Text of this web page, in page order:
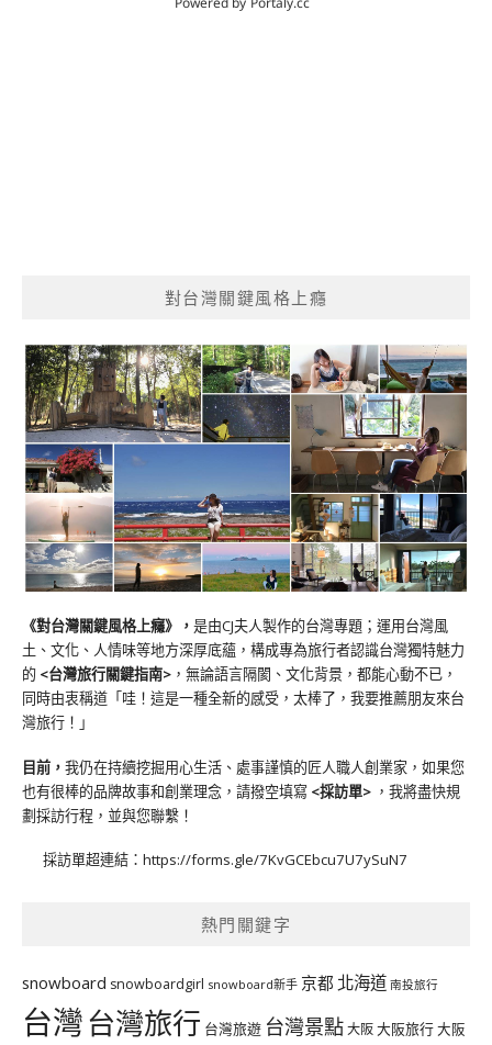
對台灣關鍵風格上癮
《對台灣關鍵風格上癮》 ， 是由CJ夫人製作的台灣專題；運用台灣風
土、文化、人情味等地方深厚底蘊，構成專為旅行者認識台灣獨特魅力
的 <台灣旅行關鍵指南> ，無論語言隔閡、文化背景，都能心動不已，
同時由衷稱道「哇！這是一種全新的感受，太棒了，我要推薦朋友來台
灣旅行！」
目前， 我仍在持續挖掘用心生活、處事謹慎的匠人職人創業家，如果您
也有很棒的品牌故事和創業理念，請撥空填寫 <採訪單> ，我將盡快規
劃採訪行程，並與您聯繫！
採訪單超連結： https://forms.gle/7KvGCEbcu7U7ySuN7
熱門關鍵字
snowboard snowboardgirl snowboard新手 京都 北海道 南投旅行
台灣台灣旅行 台灣旅遊 台灣景點大阪大阪旅行大阪